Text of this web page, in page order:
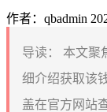
作者：qbadmin
导读：
本文聚
细介绍获取该
盖在官方网站